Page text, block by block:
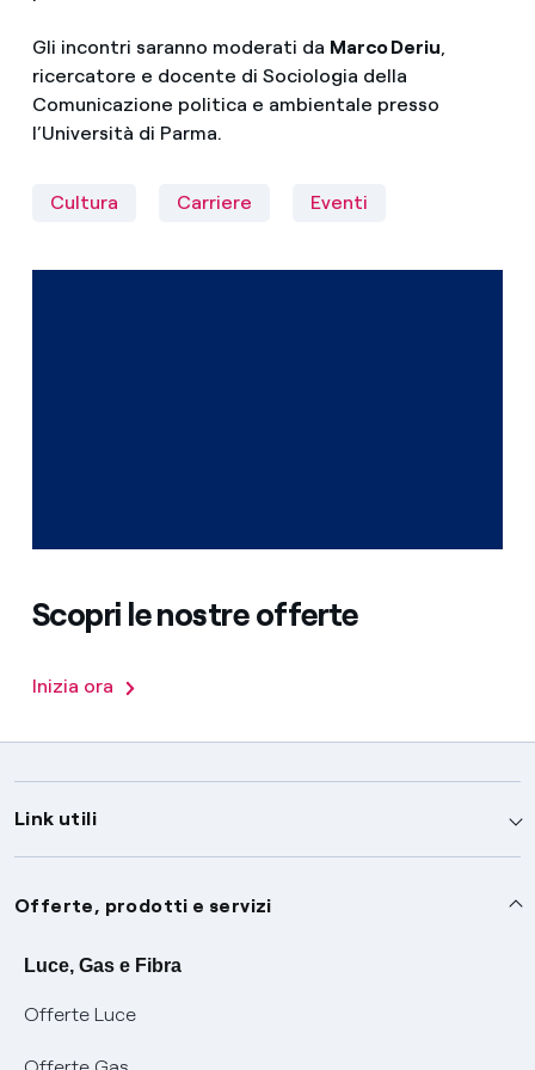
Gli incontri saranno moderati da Marco Deriu,
ricercatore e docente di Sociologia della
Comunicazione politica e ambientale presso
l’Università di Parma.
Cultura Carriere Eventi
Scopri le nostre offerte
Inizia ora
Link utili
Assistenza
Avvisi
SOS luce e gas
Servizi
Offerte, prodotti e servizi
Luce, Gas e Fibra
Offerte Luce